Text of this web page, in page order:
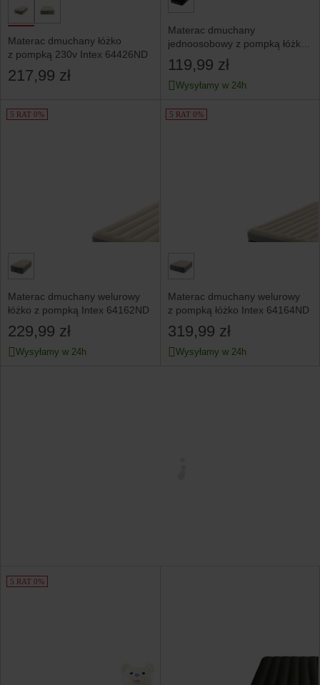
Materac dmuchany łóżko
z pompką 230v Intex 64426ND
217,99 zł
Materac dmuchany
jednoosobowy z pompką łóżko
Intex 64146ND
119,99 zł
Wysyłamy w 24h
5 RAT 0%
Materac dmuchany welurowy
łóżko z pompką Intex 64162ND
229,99 zł
Wysyłamy w 24h
5 RAT 0%
Materac dmuchany welurowy
z pompką łóżko Intex 64164ND
319,99 zł
Wysyłamy w 24h
5 RAT 0%